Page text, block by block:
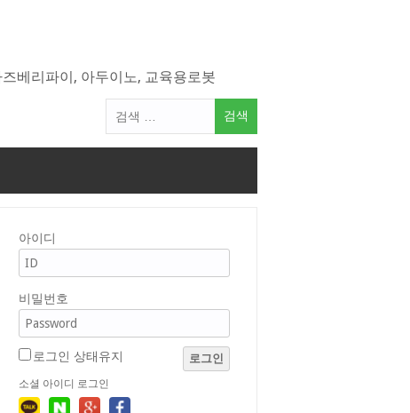
베리파이, 아두이노, 교육용로봇
색
아이디
비밀번호
로그인 상태유지 로그인
소셜 아이디 로그인